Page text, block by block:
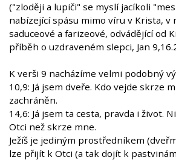
("zloději a lupiči" se myslí jacíkoli
nabízející spásu mimo víru v Krista, v
saduceové a farizeové, odvádějící od
příběh o uzdraveném slepci, Jan
K verši 9 nacházíme velmi podobný
10,9: Já jsem dveře. Kdo vejde skrze
zachráněn.
14,6: Já jsem ta cesta, pravda i život.
Otci než skrze mne.
Ježíš je jediným prostředníkem
lze přijít k Otci (a tak dojít k